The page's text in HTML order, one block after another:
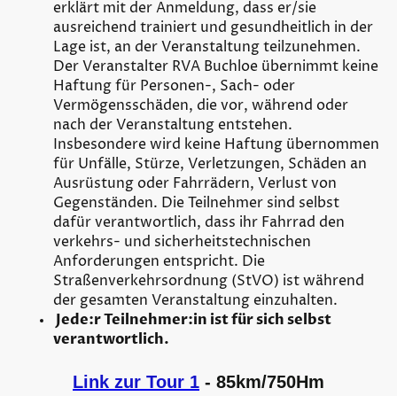
erklärt mit der Anmeldung, dass er/sie
ausreichend trainiert und gesundheitlich in der
Lage ist, an der Veranstaltung teilzunehmen.
Der Veranstalter RVA Buchloe übernimmt keine
Haftung für Personen-, Sach- oder
Vermögensschäden, die vor, während oder
nach der Veranstaltung entstehen.
Insbesondere wird keine Haftung übernommen
für Unfälle, Stürze, Verletzungen, Schäden an
Ausrüstung oder Fahrrädern, Verlust von
Gegenständen. Die Teilnehmer sind selbst
dafür verantwortlich, dass ihr Fahrrad den
verkehrs- und sicherheitstechnischen
Anforderungen entspricht. Die
Straßenverkehrsordnung (StVO) ist während
der gesamten Veranstaltung einzuhalten.
Jede:r Teilnehmer:in ist für sich selbst
verantwortlich.
Link zur Tour 1 - 85km/750Hm